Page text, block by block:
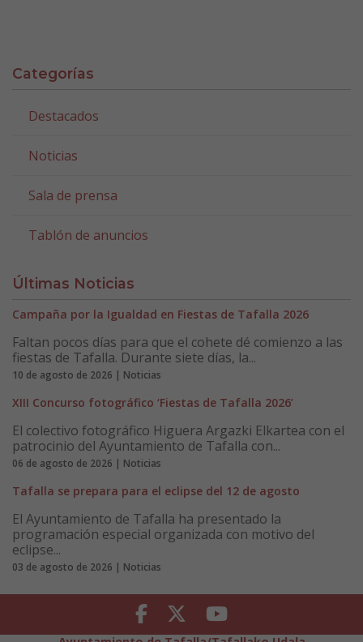
Categorías
Destacados
Noticias
Sala de prensa
Tablón de anuncios
Últimas Noticias
Campaña por la Igualdad en Fiestas de Tafalla 2026
Faltan pocos días para que el cohete dé comienzo a las
fiestas de Tafalla. Durante siete días, la...
10 de agosto de 2026 | Noticias
XIII Concurso fotográfico ‘Fiestas de Tafalla 2026’
El colectivo fotográfico Higuera Argazki Elkartea con el
patrocinio del Ayuntamiento de Tafalla con...
06 de agosto de 2026 | Noticias
Tafalla se prepara para el eclipse del 12 de agosto
El Ayuntamiento de Tafalla ha presentado la
programación especial organizada con motivo del
eclipse...
03 de agosto de 2026 | Noticias
Facebook Twitter Youtube